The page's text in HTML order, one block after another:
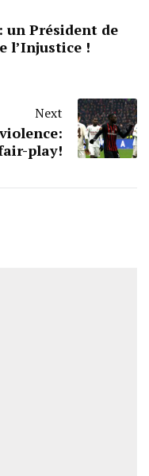
un Président de
l’Injustice !
Next
play!